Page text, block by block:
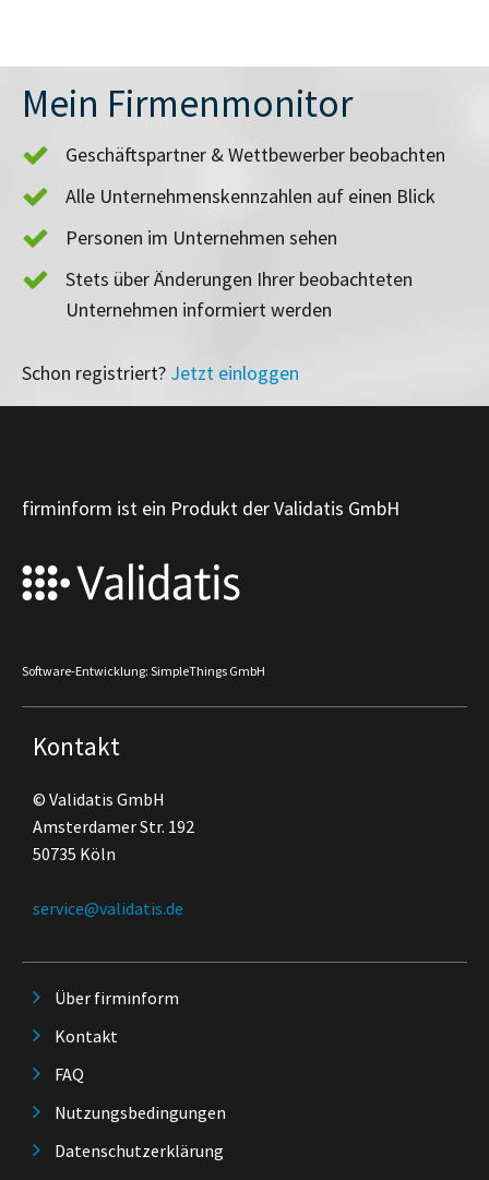
Mein Firmenmonitor
Geschäftspartner & Wettbewerber beobachten
Alle Unternehmenskennzahlen auf einen Blick
Personen im Unternehmen sehen
Stets über Änderungen Ihrer beobachteten
Unternehmen informiert werden
Schon registriert? Jetzt einloggen
firminform ist ein Produkt der Validatis GmbH
Software-Entwicklung: SimpleThings GmbH
Kontakt
© Validatis GmbH
Amsterdamer Str. 192
50735 Köln
service@validatis.de
Über firminform
Kontakt
FAQ
Nutzungsbedingungen
Datenschutzerklärung